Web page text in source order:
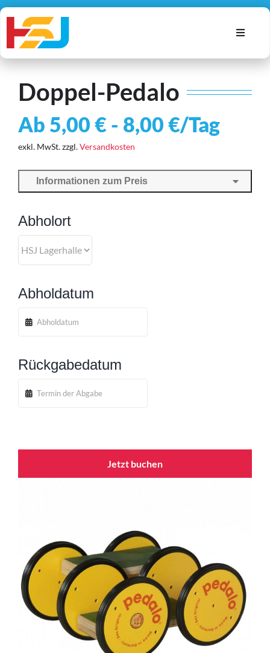
Zum
Inhalt
springen
Toggle
Autos
Geräte
Account
Suche
nach:
Doppel-Pedalo
Ab 5,00€- 8,00€/Tag
exkl. MwSt.zzgl.Versandkosten
Informationen zum Preis
Abholort
Abholdatum
Rückgabedatum
Jetzt buchen